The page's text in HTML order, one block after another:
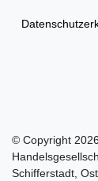
© Copyright
Schifferstadt,